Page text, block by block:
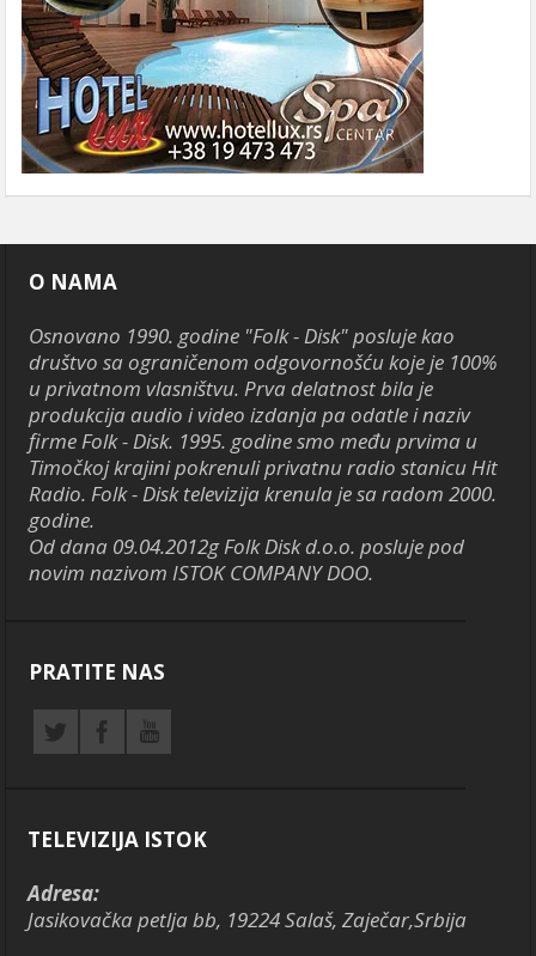
O NAMA
Osnovano 1990. godine "Folk - Disk" posluje kao
društvo sa ograničenom odgovornošću koje je 100%
u privatnom vlasništvu. Prva delatnost bila je
produkcija audio i video izdanja pa odatle i naziv
firme Folk - Disk. 1995. godine smo među prvima u
Timočkoj krajini pokrenuli privatnu radio stanicu Hit
Radio. Folk - Disk televizija krenula je sa radom 2000.
godine.
Od dana 09.04.2012g Folk Disk d.o.o. posluje pod
novim nazivom ISTOK COMPANY DOO.
PRATITE NAS
TELEVIZIJA ISTOK
Adresa:
Jasikovačka petlja bb, 19224 Salaš, Zaječar,Srbija